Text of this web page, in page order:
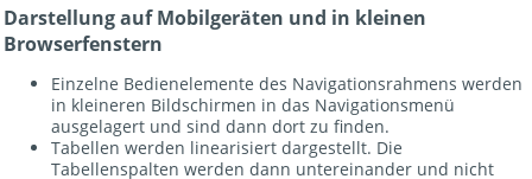
Darstellung auf Mobilgeräten und in kleinen
Browserfenstern
Einzelne Bedienelemente des Navigationsrahmens werden
in kleineren Bildschirmen in das Navigationsmenü
ausgelagert und sind dann dort zu finden.
Tabellen werden linearisiert dargestellt. Die
Tabellenspalten werden dann untereinander und nicht